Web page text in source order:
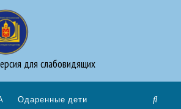
для слабовидящих
Одаренные дети